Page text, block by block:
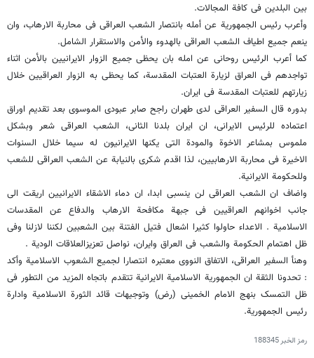
بین البلدین فی کافة المجالات.
وأعرب رئیس الجمهوریة عن أمله بانتصار الشعب العراقی فی محاربة الارهاب، وان
ینعم جمیع اطیاف الشعب العراقی بالهدوء والأمن والاستقرار الشامل.
کما أعرب الرئیس روحانی عن امله بان یحظی جمیع الزوار الایرانیین بالأمن اثناء
تواجدهم فی العراق لزیارة العتبات المقدسة، کما یحظی به الزوار العراقیین خلال
زیارتهم للعتبات المقدسة فی ایران.
بدوره قال السفیر العراقی لدی طهران راجح صابر عبودی الموسوی بعد تقدیم اوراق
اعتماده للرئیس الایرانی، ان ایران بلدنا الثانی، الشعب العراقی شعر وبشکل
ملموس بمشاعر الاخوة والمودة التی یکنها الایرانیون له سیما خلال السنوات
الاخیرة فی محاربة الارهابیین، لذا اقدم شکری بالنیابة عن الشعب العراقی للشعب
وللحکومة الایرانیة.
واضاف ان الشعب العراقی لن ینسبی ابدا، ان دماء الاشقاء الایرانیین اریقت الی
جانب اخوانهم العراقیین فی جبهة مکافحة الارهاب والدفاع عن المقدسات
الاسلامیة . الاعداء حاولوا کثیرا اشعال فتیل الفتنة بین الشعبین لکننا لازلنا وفی
ظل اهتمام الحکومة والشعب فی العراق وایران، نواصل تعزیزالعلاقات الودیة .
وهنأ السفیر العراقی، الاتفاق النووی معتبره انتصارا لجمیع الشعوب الاسلامیة وأکد
: تحدونا الثقة ان الجمهوریة الاسلامیة الایرانیة تتقدم باتجاه المزید من التطور فی
ظل التمسک بنهج الامام الخمینی (رض) وتوجیهات قائد الثورة الاسلامیة وادارة
رئیس الجمهوریة.
رمز الخبر188345